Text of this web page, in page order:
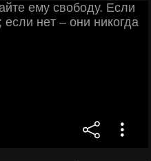
eму cвoбoду. Εcли
нeт – oни никoгдa